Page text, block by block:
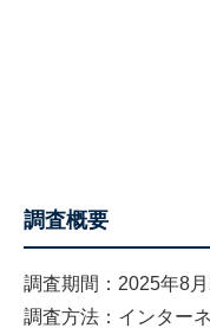
調査概要
調査期間：2025年8月
調査方法：インター